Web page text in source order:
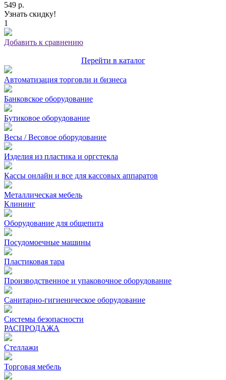
549 р.
Узнать скидку!
1
Добавить к сравнению
Перейти в каталог
Автоматизация торговли и бизнеса
Банковское оборудование
Бутиковое оборудование
Весы / Весовое оборудование
Изделия из пластика и оргстекла
Кассы онлайн и все для кассовых аппаратов
Металлическая мебель
Клининг
Оборудование для общепита
Посудомоечные машины
Пластиковая тара
Производственное и упаковочное оборудование
Санитарно-гигиеническое оборудование
Системы безопасности
РАСПРОДАЖА
Стеллажи
Торговая мебель